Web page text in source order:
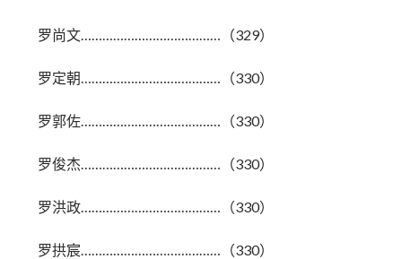
罗尚文…………………………………（329）
罗定朝…………………………………（330）
罗郭佐…………………………………（330）
罗俊杰…………………………………（330）
罗洪政…………………………………（330）
罗拱宸…………………………………（330）